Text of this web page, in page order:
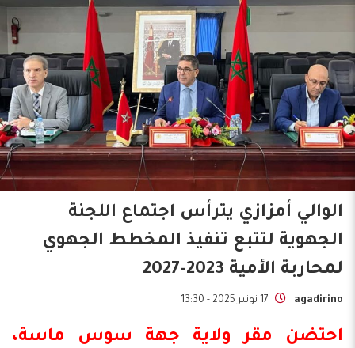
الوالي أمزازي يترأس اجتماع اللجنة
الجهوية لتتبع تنفيذ المخطط الجهوي
لمحاربة الأمية 2023-2027
agadirino 17 نونبر 2025 - 13:30
احتضن مقر ولاية جهة سوس ماسة،